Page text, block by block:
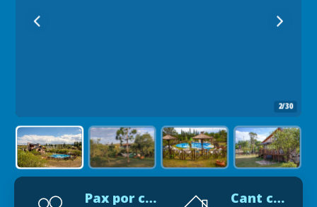
2/30
Pax por cabaña Cant cabañas